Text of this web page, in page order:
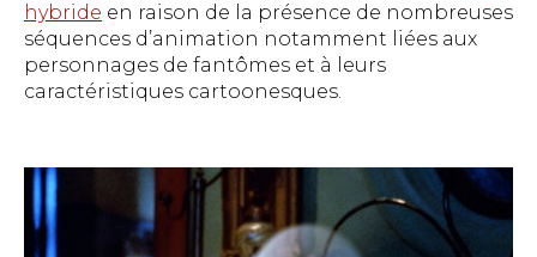
hybride en raison de la présence de nombreuses
séquences d’animation notamment liées aux
personnages de fantômes et à leurs
caractéristiques cartoonesques.